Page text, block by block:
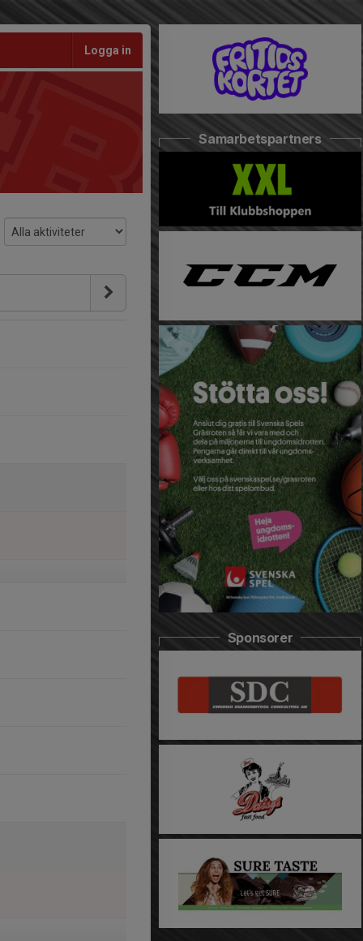
Logga in
Samarbetspartners
Sponsorer